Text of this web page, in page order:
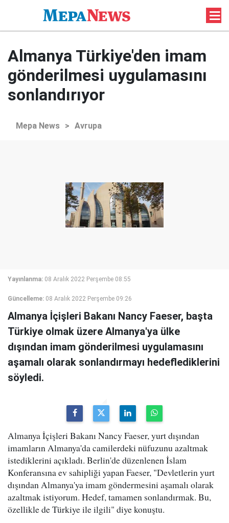
Almanya Türkiye'den imam
gönderilmesi uygulamasını
sonlandırıyor
Mepa News > Avrupa
Yayınlanma: 08 Aralık 2022 Perşembe 08:55
Güncelleme: 08 Aralık 2022 Perşembe 09:26
Almanya İçişleri Bakanı Nancy Faeser, başta
Türkiye olmak üzere Almanya'ya ülke
dışından imam gönderilmesi uygulamasını
aşamalı olarak sonlandırmayı hedeflediklerini
söyledi.
Almanya İçişleri Bakanı Nancy Faeser, yurt dışından
imamların Almanya'da camilerdeki nüfuzunu azaltmak
istediklerini açıkladı. Berlin'de düzenlenen İslam
Konferansına ev sahipliği yapan Faeser, "Devletlerin yurt
dışından Almanya'ya imam göndermesini aşamalı olarak
azaltmak istiyorum. Hedef, tamamen sonlandırmak. Bu,
özellikle de Türkiye ile ilgili" diye konuştu.